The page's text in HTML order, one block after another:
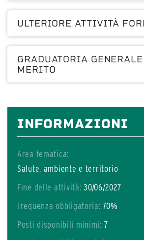
ULTERIORE ATTIVITÀ
GRADUATORIA
MERITO
INFORMAZIONI
Area tematica:
Salute, ambiente e territorio
Fine delle attività: 30/06/2027
Frequenza obbligatoria: 70%
Posti disponibili minimi: 7